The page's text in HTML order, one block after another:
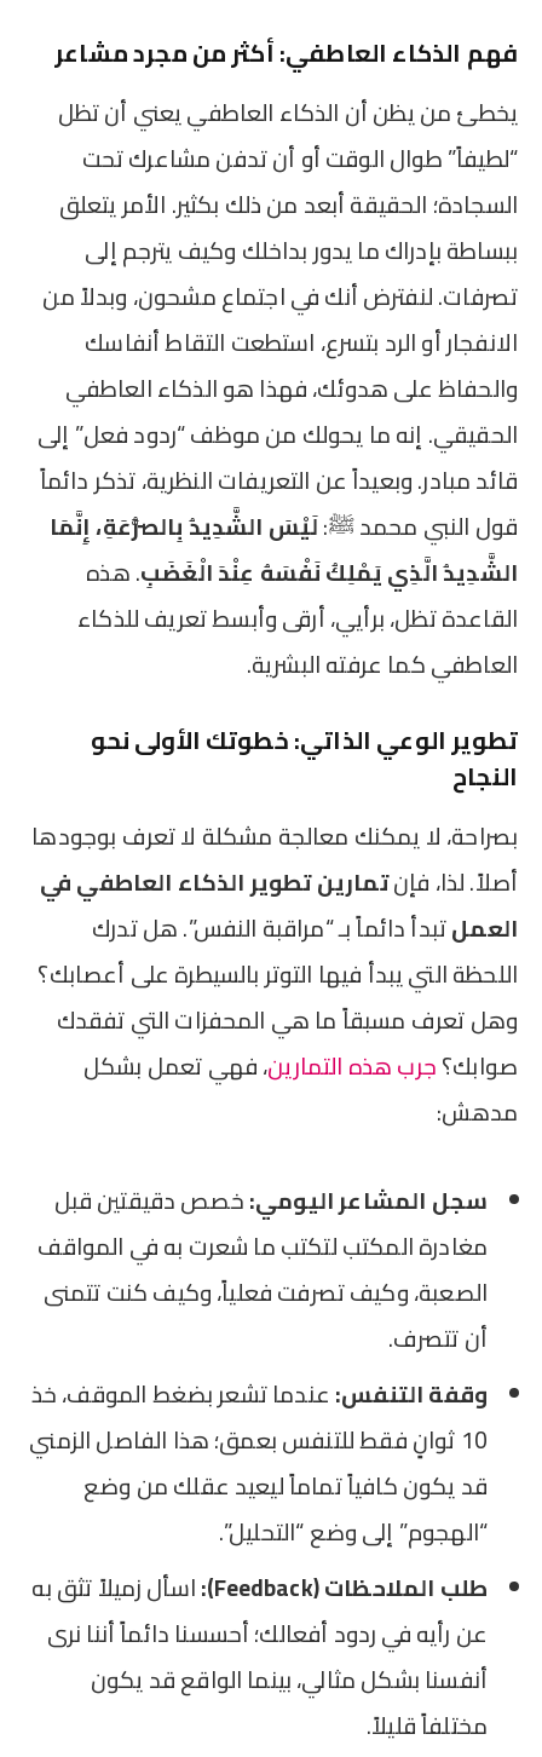
فهم الذكاء العاطفي: أكثر من مجرد مشاعر
يخطئ من يظن أن الذكاء العاطفي يعني أن تظل
“لطيفاً” طوال الوقت أو أن تدفن مشاعرك تحت
السجادة؛ الحقيقة أبعد من ذلك بكثير. الأمر يتعلق
ببساطة بإدراك ما يدور بداخلك وكيف يترجم إلى
تصرفات. لنفترض أنك في اجتماع مشحون، وبدلاً من
الانفجار أو الرد بتسرع، استطعت التقاط أنفاسك
والحفاظ على هدوئك، فهذا هو الذكاء العاطفي
الحقيقي. إنه ما يحولك من موظف “ردود فعل” إلى
قائد مبادر. وبعيداً عن التعريفات النظرية، تذكر دائماً
قول النبي محمد ﷺ:لَيْسَ الشَّدِيدُ بِالصُّرَعَةِ، إِنَّمَا
الشَّدِيدُ الَّذِي يَمْلِكُ نَفْسَهُ عِنْدَ الْغَضَبِ. هذه
القاعدة تظل، برأيي، أرقى وأبسط تعريف للذكاء
العاطفي كما عرفته البشرية.
تطوير الوعي الذاتي: خطوتك الأولى نحو
النجاح
بصراحة، لا يمكنك معالجة مشكلة لا تعرف بوجودها
أصلاً. لذا، فإنتمارين تطوير الذكاء العاطفي في
العملتبدأ دائماً بـ “مراقبة النفس”. هل تدرك
اللحظة التي يبدأ فيها التوتر بالسيطرة على أعصابك؟
وهل تعرف مسبقاً ما هي المحفزات التي تفقدك
صوابك؟جرب هذه التمارين، فهي تعمل بشكل
مدهش:
سجل المشاعر اليومي:خصص دقيقتين قبل
مغادرة المكتب لتكتب ما شعرت به في المواقف
الصعبة، وكيف تصرفت فعلياً، وكيف كنت تتمنى
أن تتصرف.
وقفة التنفس:عندما تشعر بضغط الموقف، خذ
10 ثوانٍ فقط للتنفس بعمق؛ هذا الفاصل الزمني
قد يكون كافياً تماماً ليعيد عقلك من وضع
“الهجوم” إلى وضع “التحليل”.
طلب الملاحظات (Feedback):
اسأل زميلاً تثق به
عن رأيه في ردود أفعالك؛ أحسسنا دائماً أننا نرى
أنفسنا بشكل مثالي، بينما الواقع قد يكون
مختلفاً قليلاً.